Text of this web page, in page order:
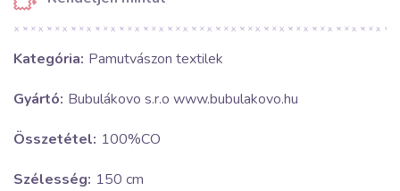
Kategória: Pamutvászon textilek
Gyártó: Bubulákovo s.r.o www.bubulakovo.hu
Összetétel: 100%CO
Szélesség: 150 cm